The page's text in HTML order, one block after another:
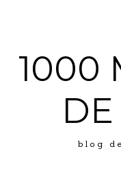
1000
blog